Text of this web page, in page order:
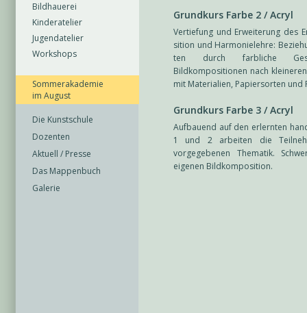
Bildhauerei
Kinderatelier
Jugendatelier
Workshops
Sommerakademie
im August
Die Kunstschule
Dozenten
Aktuell / Presse
Das Mappenbuch
Galerie
Grundkurs Farbe 2 / Acryl
Vertiefung und Erweiterung des
sition und Harmonielehre:
ten durch farbliche
Bildkompositionen nach
mit Materialien, Papiersorten und
Grundkurs Farbe 3 / Acryl
Aufbauend auf den erlernten
1 und 2 arbeiten die
vorgegebenen Thematik.
eigenen Bildkomposition.